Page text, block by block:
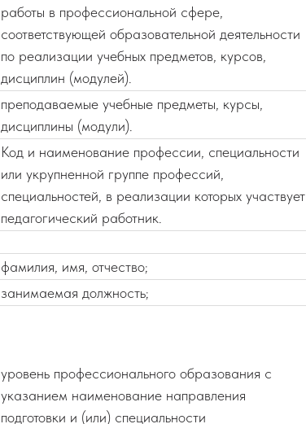
работы в профессиональной сфере,
соответствующей образовательной деятельности
по реализации учебных предметов, курсов,
дисциплин (модулей).
преподаваемые учебные предметы, курсы,
дисциплины (модули).
Код и наименование профессии, специальности
или укрупненной группе профессий,
специальностей, в реализации которых участвует
педагогический работник.
фамилия, имя, отчество;
занимаемая должность;
уровень профессионального образования с
указанием наименование направления
подготовки и (или) специальности